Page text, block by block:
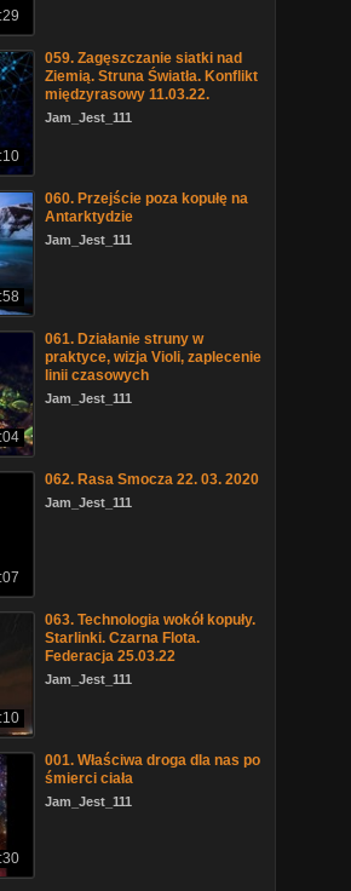
059. Zagęszczanie siatki nad
Ziemią. Struna Światła. Konflikt
międzyrasowy 11.03.22.
Jam_Jest_111
060. Przejście poza kopułę na
Antarktydzie
Jam_Jest_111
061. Działanie struny w
praktyce, wizja Violi, zaplecenie
linii czasowych
Jam_Jest_111
062. Rasa Smocza 22. 03. 2020
Jam_Jest_111
063. Technologia wokół kopuły.
Starlinki. Czarna Flota.
Federacja 25.03.22
Jam_Jest_111
001. Właściwa droga dla nas po
śmierci ciała
Jam_Jest_111